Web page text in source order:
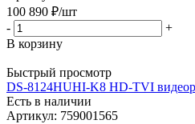
100 890 ₽/шт
-
+
В корзину
Быстрый просмотр
DS-8124HUHI-K8 HD-TVI
Есть в наличии
Артикул: 759001565